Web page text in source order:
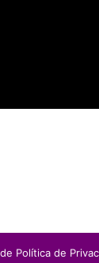
Política de